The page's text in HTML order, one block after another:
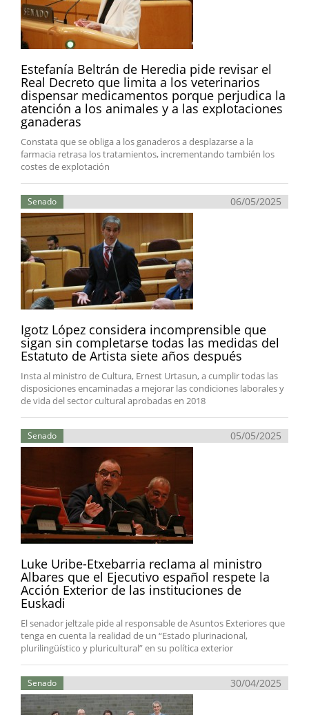
Estefanía Beltrán de Heredia pide revisar el
Real Decreto que limita a los veterinarios
dispensar medicamentos porque perjudica la
atención a los animales y a las explotaciones
ganaderas
Constata que se obliga a los ganaderos a desplazarse a la
farmacia retrasa los tratamientos, incrementando también los
costes de explotación
Senado 06/05/2025
Igotz López considera incomprensible que
sigan sin completarse todas las medidas del
Estatuto de Artista siete años después
Insta al ministro de Cultura, Ernest Urtasun, a cumplir todas las
disposiciones encaminadas a mejorar las condiciones laborales y
de vida del sector cultural aprobadas en 2018
Senado 05/05/2025
Luke Uribe-Etxebarria reclama al ministro
Albares que el Ejecutivo español respete la
Acción Exterior de las instituciones de
Euskadi
El senador jeltzale pide al responsable de Asuntos Exteriores que
tenga en cuenta la realidad de un “Estado plurinacional,
plurilingüístico y pluricultural” en su política exterior
Senado 30/04/2025